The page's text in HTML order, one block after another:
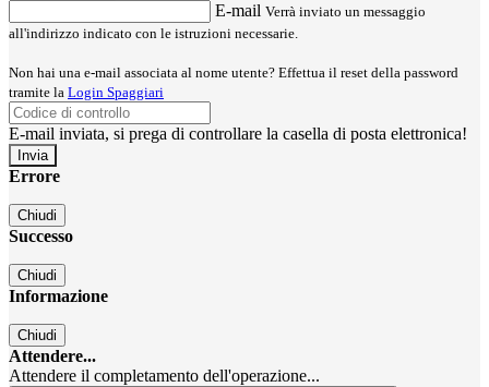
E-mail Verrà inviato un messaggio
all'indirizzo indicato con le istruzioni necessarie.
Non hai una e-mail associata al nome utente? Effettua il reset della password
tramite la Login Spaggiari
E-mail inviata, si prega di controllare la casella di posta elettronica!
Errore
Chiudi
Successo
Chiudi
Informazione
Chiudi
Attendere...
Attendere il completamento dell'operazione...